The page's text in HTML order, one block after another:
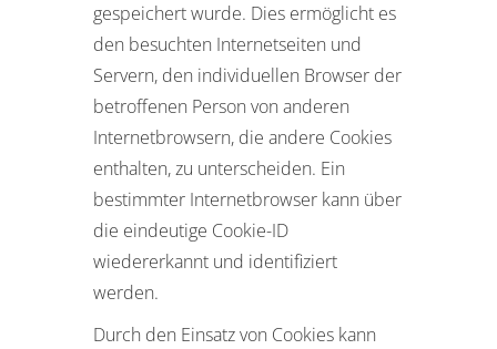
gespeichert wurde. Dies ermöglicht es
den besuchten Internetseiten und
Servern, den individuellen Browser der
betroffenen Person von anderen
Internetbrowsern, die andere Cookies
enthalten, zu unterscheiden. Ein
bestimmter Internetbrowser kann über
die eindeutige Cookie-ID
wiedererkannt und identifiziert
werden.
Durch den Einsatz von Cookies kann